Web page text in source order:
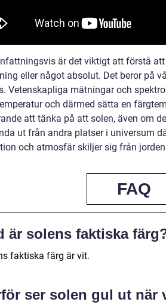
är det viktigt att förstå
eller något absolut. Det beror på
Vetenskapliga mätningar och
och därmed sätta en
att tänka på att solen, även om
ut från andra platser i universum
och atmosfär skiljer sig från
FAQ
är solens faktiska
faktiska färg är vit.
ser solen gul ut när